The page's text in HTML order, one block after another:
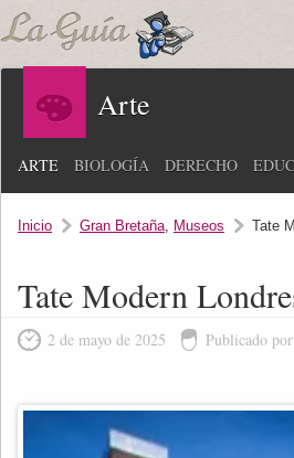
Arte
ARTE BIOLOGÍA DERECHO
Inicio Gran Bretaña, Museos Tate
Tate Modern
2 de mayo de 2025 Publicado